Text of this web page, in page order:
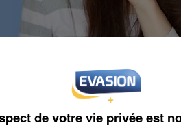
de votre vie privée est